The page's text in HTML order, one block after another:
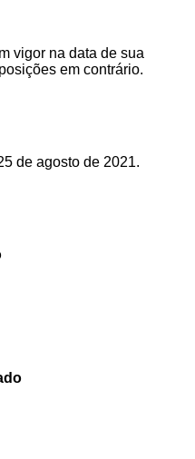
vigor na data de sua
em contrário.
de agosto de 2021.